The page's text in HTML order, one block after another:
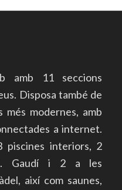
amb 11 seccions
Disposa també de
més modernes, amb
a internet.
piscines interiors, 2
Gaudí i 2 a les
així com saunes,